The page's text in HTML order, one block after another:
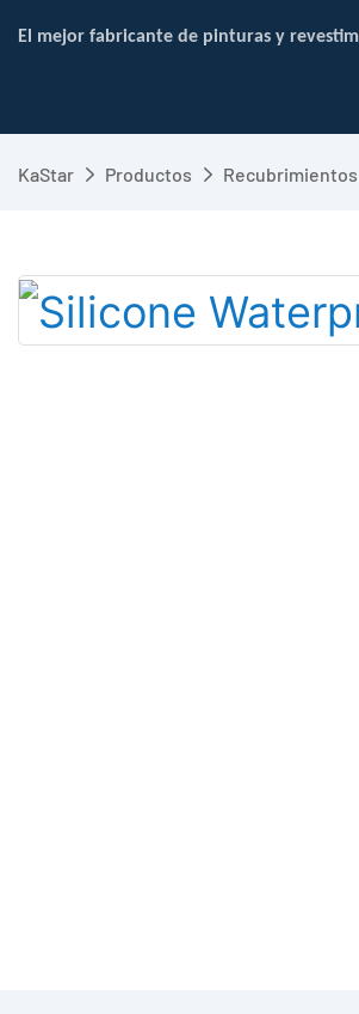
El mejor fabricante de pinturas y
KaStar Productos